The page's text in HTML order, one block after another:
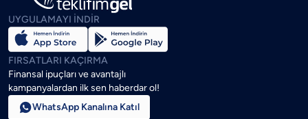
UYGULAMAYI İNDİR
FIRSATLARI KAÇIRMA
Finansal ipuçları ve avantajlı
kampanyalardan ilk sen haberdar ol!
WhatsApp Kanalına Katıl